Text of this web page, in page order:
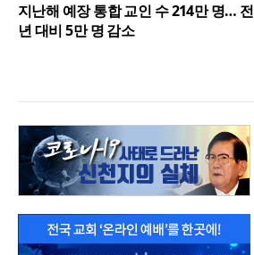
지난해 예장 통합 교인 수 214만 명… 전
년 대비 5만 명 감소